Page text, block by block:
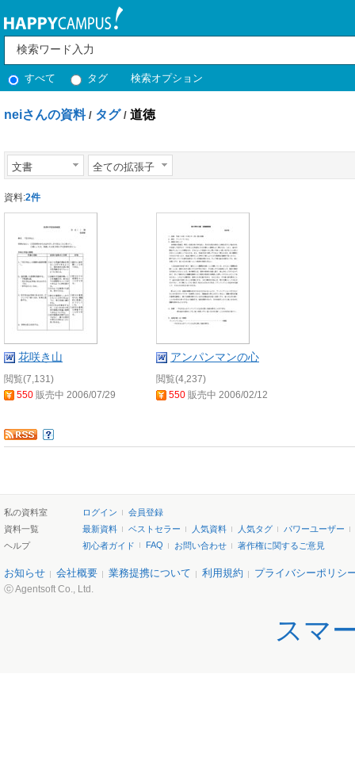
すべて タグ 検索オプション
neiさんの資料 / タグ / 道徳
文書 全ての拡張子
資料:2件
花咲き山
閲覧(7,131)
550 販売中 2006/07/29
アンパンマンの心
閲覧(4,237)
550 販売中 2006/02/12
私の資料室 ログイン
会員登録
資料一覧
最新資料 ベストセラー 人気資料 人気タグ
パワーユーザー
ヘルプ
初心者ガイド FAQ お問い合わせ 著作権に関するご意見
お知らせ 会社概要 業務提携について 利用規約 プライバシーポリシ
ⓒ Agentsoft Co., Ltd.
スマ